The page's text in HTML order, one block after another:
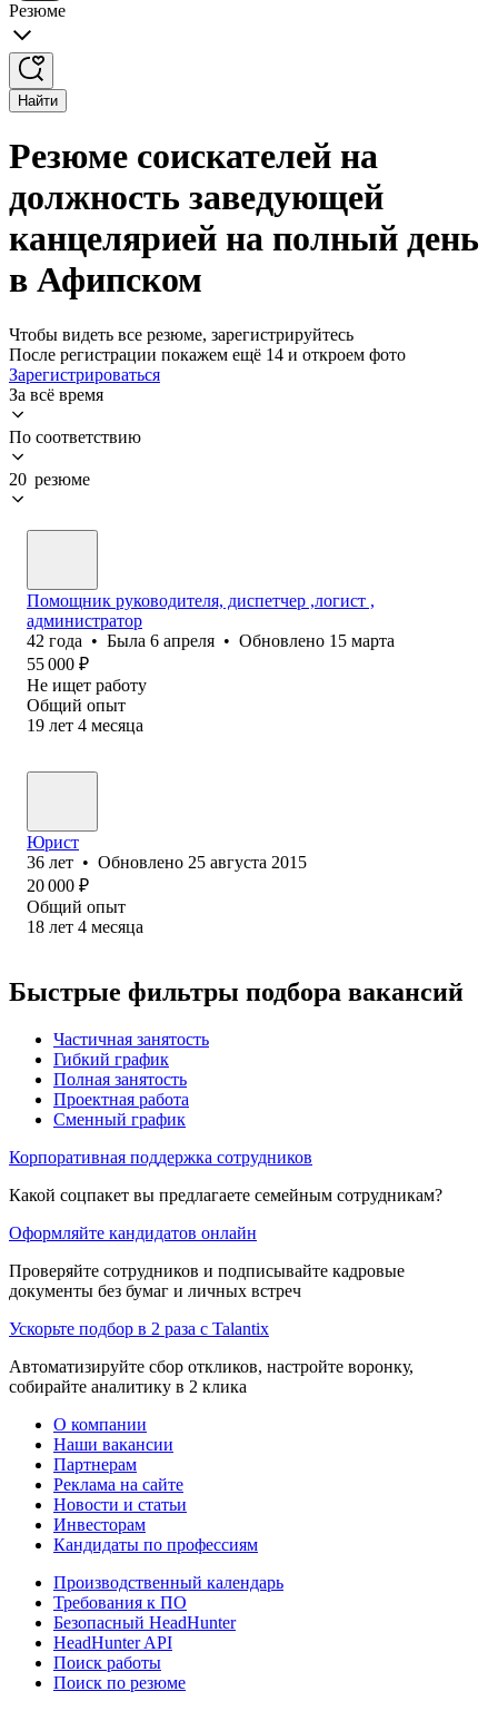
Резюме
Найти
Резюме соискателей на
должность заведующей
канцелярией на полный день
в Афипском
Чтобы видеть все резюме, зарегистрируйтесь
После регистрации покажем ещё 14 и откроем фото
Зарегистрироваться
За всё время
По соответствию
20 резюме
Помощник руководителя, диспетчер ,логист ,
администратор
42 года • Была 6 апреля • Обновлено 15 марта
55 000 ₽
Не ищет работу
Общий опыт
19 лет 4 месяца
Юрист
36 лет • Обновлено 25 августа 2015
20 000 ₽
Общий опыт
18 лет 4 месяца
Быстрые фильтры подбора вакансий
Частичная занятость
Гибкий график
Полная занятость
Проектная работа
Сменный график
Корпоративная поддержка сотрудников
Какой соцпакет вы предлагаете семейным сотрудникам?
Оформляйте кандидатов онлайн
Проверяйте сотрудников и подписывайте кадровые
документы без бумаг и личных встреч
Ускорьте подбор в 2 раза с Talantix
Автоматизируйте сбор откликов, настройте воронку,
собирайте аналитику в 2 клика
О компании
Наши вакансии
Партнерам
Реклама на сайте
Новости и статьи
Инвесторам
Кандидаты по профессиям
Производственный календарь
Требования к ПО
Безопасный HeadHunter
HeadHunter API
Поиск работы
Поиск по резюме